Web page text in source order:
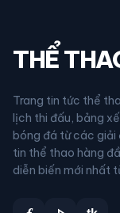
THỂ
Trang tin tức thể
lịch thi đấu, bảng
bóng đá từ các giải
tin thể thao hàng
diễn biến mới nhất